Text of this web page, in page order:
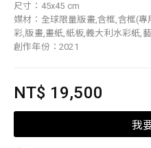
尺寸：45x45 cm
媒材：全球限量版畫,含框,含框(
彩,版畫,畫紙,紙板,義大利水彩紙,
創作年份：2021
NT$ 19,500
我